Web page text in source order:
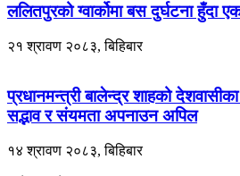
ललितपुरको ग्वार्कोमा बस दुर्घटना हुँदा
२१ श्रावण २०८३, बिहिबार
प्रधानमन्त्री बालेन्द्र शाहको
सद्भाव र संयमता अपनाउन अपिल
१४ श्रावण २०८३, बिहिबार